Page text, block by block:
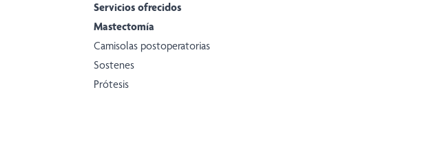
Servicios ofrecidos
Mastectomía
Camisolas postoperatorias
Sostenes
Prótesis